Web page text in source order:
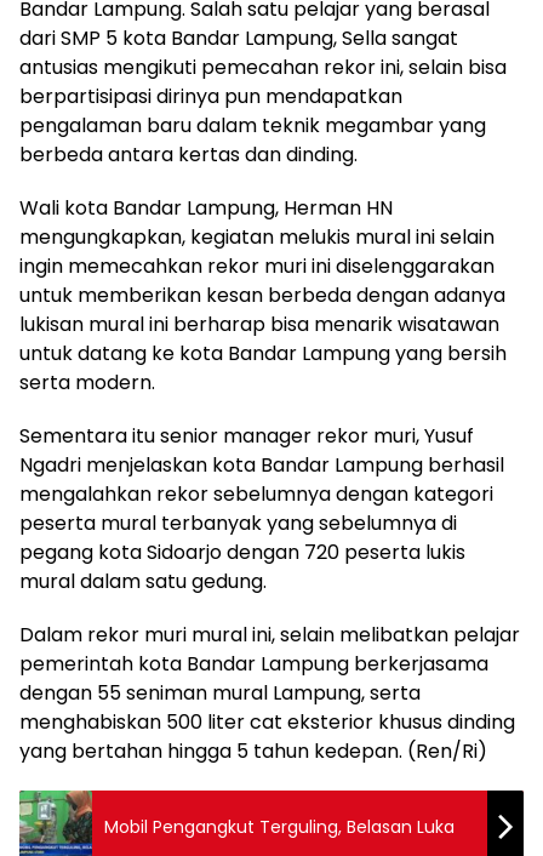
Bandar Lampung. Salah satu pelajar yang berasal
dari SMP 5 kota Bandar Lampung, Sella sangat
antusias mengikuti pemecahan rekor ini, selain bisa
berpartisipasi dirinya pun mendapatkan
pengalaman baru dalam teknik megambar yang
berbeda antara kertas dan dinding.
Wali kota Bandar Lampung, Herman HN
mengungkapkan, kegiatan melukis mural ini selain
ingin memecahkan rekor muri ini diselenggarakan
untuk memberikan kesan berbeda dengan adanya
lukisan mural ini berharap bisa menarik wisatawan
untuk datang ke kota Bandar Lampung yang bersih
serta modern.
Sementara itu senior manager rekor muri, Yusuf
Ngadri menjelaskan kota Bandar Lampung berhasil
mengalahkan rekor sebelumnya dengan kategori
peserta mural terbanyak yang sebelumnya di
pegang kota Sidoarjo dengan 720 peserta lukis
mural dalam satu gedung.
Dalam rekor muri mural ini, selain melibatkan pelajar
pemerintah kota Bandar Lampung berkerjasama
dengan 55 seniman mural Lampung, serta
menghabiskan 500 liter cat eksterior khusus dinding
yang bertahan hingga 5 tahun kedepan. (Ren/Ri)
Mobil Pengangkut Terguling, Belasan Luka